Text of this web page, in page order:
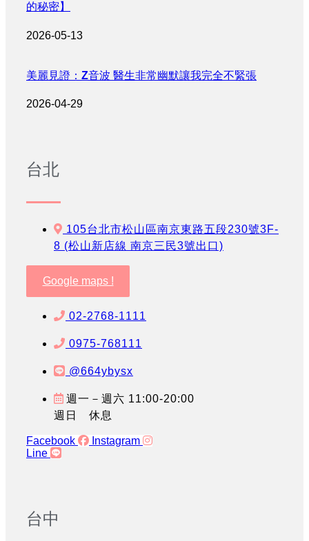
的秘密】
2026-05-13
美麗見證：Z音波 醫生非常幽默讓我完全不緊張
2026-04-29
台北
105台北市松山區南京東路五段230號3F-
8 (松山新店線 南京三民3號出口)
Google maps !
02-2768-1111
0975-768111
@664ybysx
週一－週六 11:00-20:00
週日 休息
Facebook
Instagram
Line
台中